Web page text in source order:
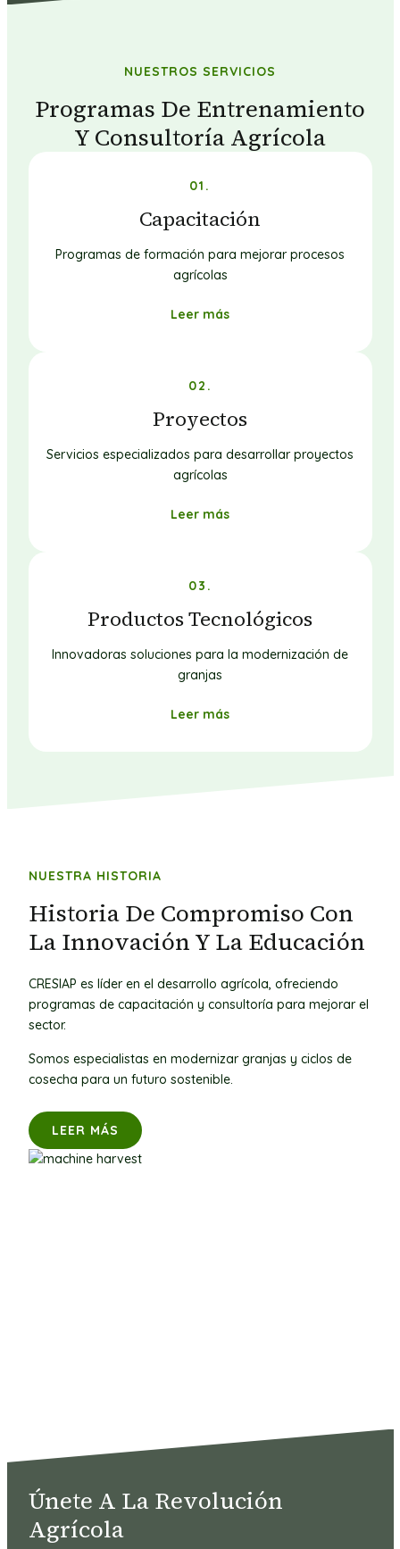
NUESTROS SERVICIOS
Programas De Entrenamiento
Y Consultoría Agrícola
01.
Capacitación
Programas de formación para mejorar procesos
agrícolas
Leer más
02.
Proyectos
Servicios especializados para desarrollar proyectos
agrícolas
Leer más
03.
Productos Tecnológicos
Innovadoras soluciones para la modernización de
granjas
Leer más
NUESTRA HISTORIA
Historia De Compromiso Con
La Innovación Y La Educación
CRESIAP es líder en el desarrollo agrícola, ofreciendo
programas de capacitación y consultoría para mejorar el
sector.
Somos especialistas en modernizar granjas y ciclos de
cosecha para un futuro sostenible.
LEER MÁS
Únete A La Revolución
Agrícola